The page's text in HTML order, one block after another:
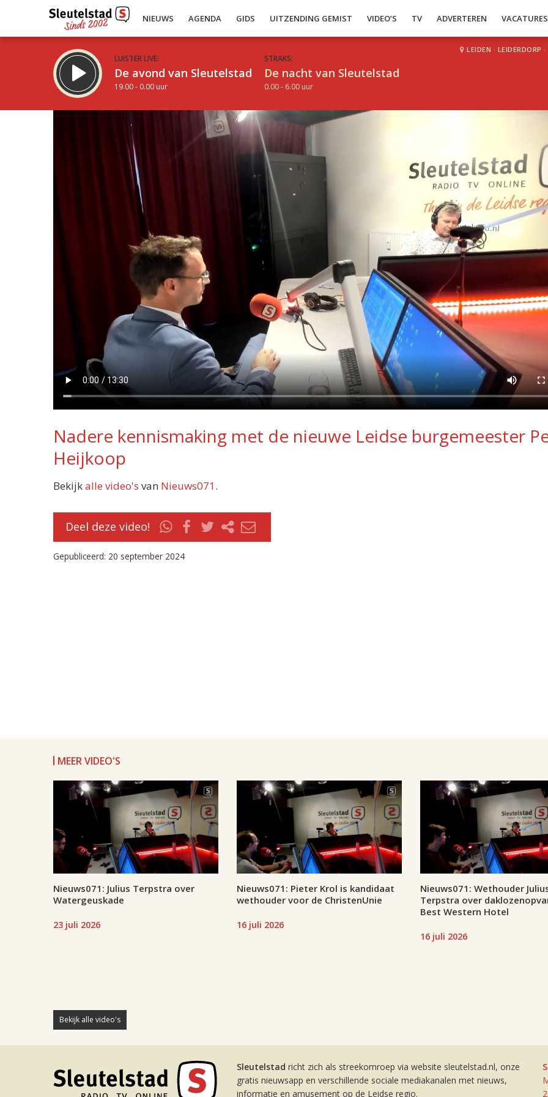
NIEUWS AGENDA GIDS UITZENDING GEMIST VIDEO’S TV ADVERTEREN VACATURES
LUISTER LIVE:
De avond van Sleutelstad
19.00 - 0.00 uur
STRAKS:
De nacht van Sleutelstad
0.00 - 6.00 uur
LEIDEN · LEIDERDORP ·
Nadere kennismaking met de nieuwe Leidse burgemeester
Heijkoop
Bekijkalle video's van Nieuws071.
Deel deze video!
Gepubliceerd: 20 september 2024
MEER VIDEO'S
Nieuws071: Julius Terpstra over
Watergeuskade
23 juli 2026
Nieuws071: Pieter Krol is kandidaat
wethouder voor de ChristenUnie
16 juli 2026
Nieuws071: Wethouder
Terpstra over
Best Western Hotel
16 juli 2026
Bekijk alle video's
Sleutelstad richt zich als streekomroep via website sleutelstad.nl, onze
gratis nieuwsapp en verschillende sociale mediakanalen met nieuws,
informatie en amusement op de Leidse regio.